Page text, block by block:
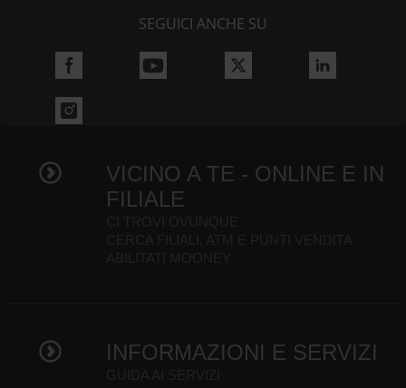
SEGUICI ANCHE SU
VICINO A TE - ONLINE E IN
FILIALE
INFORMAZIONI E SERVIZI